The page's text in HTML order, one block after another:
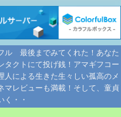
ル 最後までみてくれた！あなた
クトにて投げ銭！アマギフコー
による生きた生々しい孤高のメ
マレビューも満載！そして、童貞
く・・